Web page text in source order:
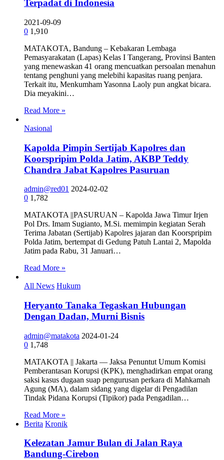
Terpadat di Indonesia
2021-09-09
0 1,910
MATAKOTA, Bandung – Kebakaran Lembaga
Pemasyarakatan (Lapas) Kelas I Tangerang, Provinsi Banten
yang menewaskan 41 orang mencuatkan persoalan menahun
tentang penghuni yang melebihi kapasitas ruang penjara.
Terkait itu, Menkumham Yasonna Laoly pun angkat bicara.
Dia meyakini…
Read More »
Nasional
Kapolda Pimpin Sertijab Kapolres dan
Koorspripim Polda Jatim, AKBP Teddy
Chandra Jabat Kapolres Pasuruan
admin@red01 2024-02-02
0 1,782
MATAKOTA ||PASURUAN – Kapolda Jawa Timur Irjen
Pol Drs. Imam Sugianto, M.Si. memimpin kegiatan Serah
Terima Jabatan (Sertijab) Kapolres jajaran dan Koorspripim
Polda Jatim, bertempat di Gedung Patuh Lantai 2, Mapolda
Jatim pada Rabu, 31 Januari…
Read More »
All News Hukum
Heryanto Tanaka Tegaskan Hubungan
Dengan Dadan, Murni Bisnis
admin@matakota 2024-01-24
0 1,748
MATAKOTA || Jakarta — Jaksa Penuntut Umum Komisi
Pemberantasan Korupsi (KPK), menghadirkan empat orang
saksi kasus dugaan suap pengurusan perkara di Mahkamah
Agung (MA), dalam sidang yang digelar di Pengadilan
Tindak Pidana Korupsi (Tipikor) pada Pengadilan…
Read More »
Berita Kronik
Kelezatan Jamur Bulan di Jalan Raya
Bandung-Cirebon